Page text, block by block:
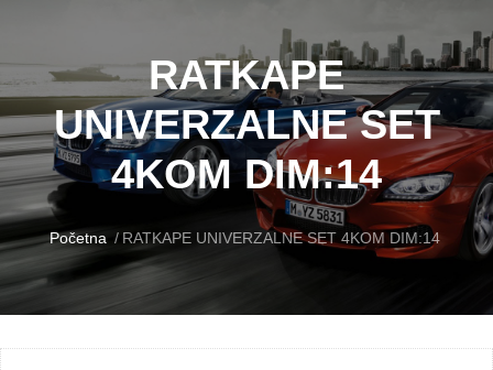
RATKAPE
UNIVERZALNE SET
4KOM DIM:14
Početna RATKAPE UNIVERZALNE SET 4KOM DIM:14